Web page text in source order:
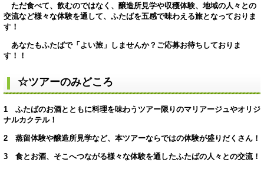
ただ食べて、飲むのではなく、醸造所見学や収穫体験、地域の人々との
交流など様々な体験を通して、ふたばを五感で味わえる旅となっておりま
す！
あなたもふたばで「よい旅」しませんか？ご応募お待ちしておりま
す！！
☆ツアーのみどころ
1 ふたばのお酒とともに料理を味わうツアー限りのマリアージュやオリジ
ナルカクテル！
2 蒸留体験や醸造所見学など、本ツアーならではの体験が盛りだくさん！
3 食とお酒、そこへつながる様々な体験を通したふたばの人々との交流！